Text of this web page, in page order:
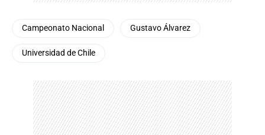
Campeonato Nacional Gustavo Álvarez
Universidad de Chile